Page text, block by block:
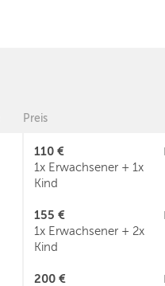
Preis
110 €
1x Erwachsener + 1x
Kind
155 €
1x Erwachsener + 2x
Kind
200 €